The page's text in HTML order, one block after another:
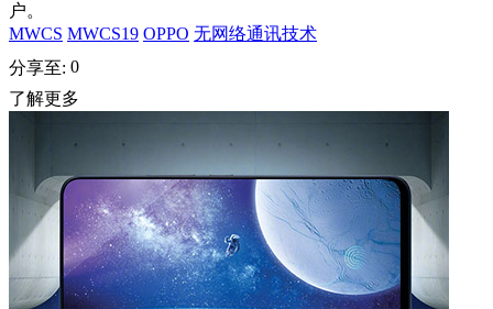
户。
MWCS MWCS19 OPPO 无网络通讯技术
分享至: 0
了解更多